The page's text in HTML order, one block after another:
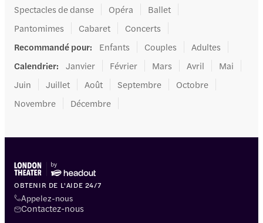
Spectacles de danse
Opéra
Ballet
Pantomimes
Cabaret
Concerts
Recommandé pour: Enfants Couples
Adultes
Calendrier: Janvier Février Mars Avril
Mai
Juin
Juillet Août Septembre
Octobre
Novembre
Décembre
OBTENIR DE L'AIDE 24/7
Appelez-nous
Contactez-nous